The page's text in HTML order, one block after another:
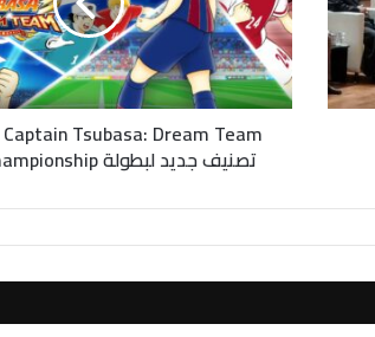
a
i
n
T
s
s
:
D
e
تصنيف جديد لبطولة Dream Championship